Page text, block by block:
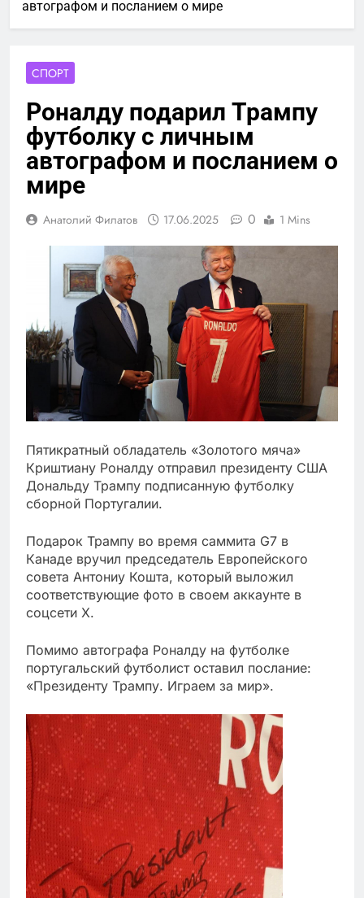
автографом и посланием о мире
СПОРТ
Роналду подарил Трампу
футболку с личным
автографом и посланием о
мире
Анатолий Филатов 17.06.2025 0 1 Mins
Пятикратный обладатель «Золотого мяча»
Криштиану Роналду отправил президенту США
Дональду Трампу подписанную футболку
сборной Португалии.
Подарок Трампу во время саммита G7 в
Канаде вручил председатель Европейского
совета Антониу Кошта, который выложил
соответствующие фото в своем аккаунте в
соцсети Х.
Помимо автографа Роналду на футболке
португальский футболист оставил послание:
«Президенту Трампу. Играем за мир».